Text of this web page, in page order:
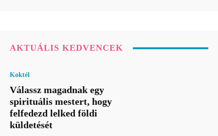
AKTUÁLIS KEDVENCEK
Koktél
Válassz magadnak egy
spirituális mestert, hogy
felfedezd lelked földi
küldetését